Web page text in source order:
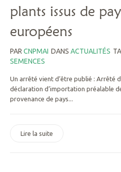
plants issus de
européens
PAR CNPMAI DANS ACTUALITÉS
SEMENCES
Un arrêté vient d’être publié : Arrêté
déclaration d’importation préalable
provenance de pays...
Lire la suite